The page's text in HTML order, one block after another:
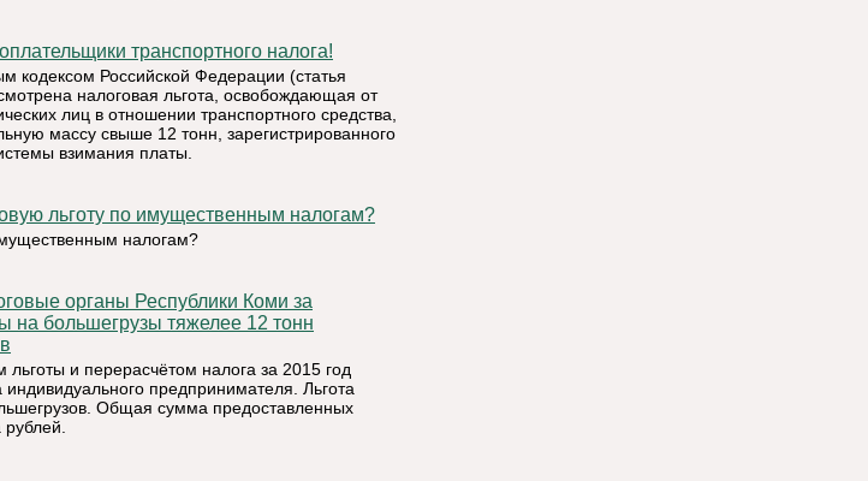
транспортного налога!
кодексом Российской Федерации (статья
налоговая льгота, освобождающая от
лиц в отношении транспортного средства,
массу свыше 12 тонн, зарегистрированного
взимания платы.
льготу по имущественным налогам?
налогам?
на большегрузы тяжелее 12 тонн
и перерасчётом налога за 2015 год
предпринимателя. Льгота
Общая сумма предоставленных